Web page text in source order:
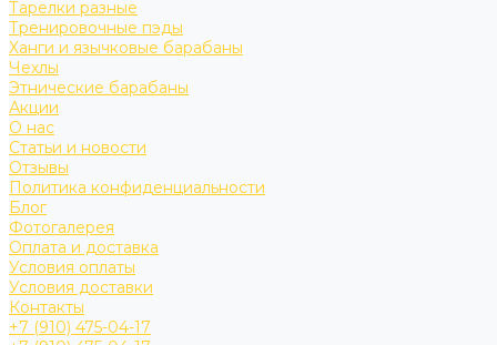
Тарелки разные
Тренировочные пэды
Ханги и язычковые барабаны
Чехлы
Этнические барабаны
Акции
О нас
Статьи и новости
Отзывы
Политика конфиденциальности
Блог
Фотогалерея
Оплата и доставка
Условия оплаты
Условия доставки
Контакты
+7 (910) 475-04-17